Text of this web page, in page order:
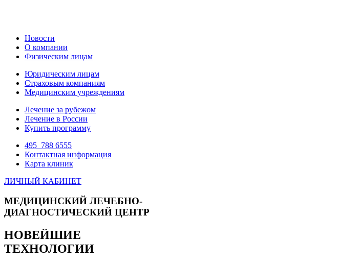
Новости
О компании
Физическим лицам
Юридическим лицам
Страховым компаниям
Медицинским учреждениям
Лечение за рубежом
Лечение в России
Купить программу
495 788 6555
Контактная информация
Карта клиник
ЛИЧНЫЙ КАБИНЕТ
МЕДИЦИНСКИЙ ЛЕЧЕБНО-
ДИАГНОСТИЧЕСКИЙ ЦЕНТР
НОВЕЙШИЕ
ТЕХНОЛОГИИ